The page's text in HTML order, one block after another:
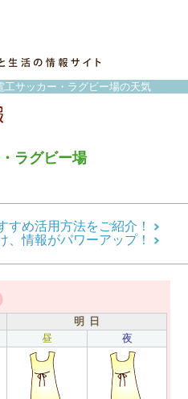
工サッカー・ラグビー場の天気
ラグビー場
すめ活用方法をご紹介！
、情報がパワーアップ！
明 日
昼 夜